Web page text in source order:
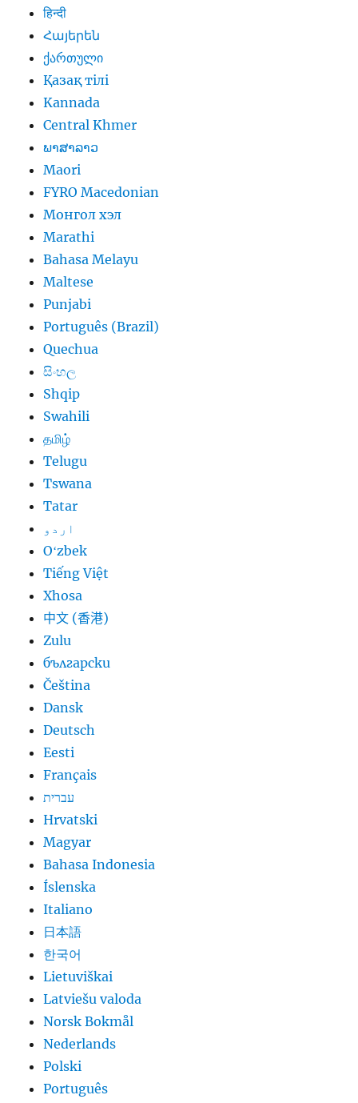
हिन्दी
Հայերեն
ქართული
Қазақ тілі
Kannada
Central Khmer
ພາສາລາວ
Maori
FYRO Macedonian
Монгол хэл
Marathi
Bahasa Melayu
Maltese
Punjabi
Português (Brazil)
Quechua
සිංහල
Shqip
Swahili
தமிழ்
Telugu
Tswana
Tatar
اردو
Oʻzbek
Tiếng Việt
Xhosa
中文 (香港)
Zulu
български
Čeština
Dansk
Deutsch
Eesti
Français
עברית
Hrvatski
Magyar
Bahasa Indonesia
Íslenska
Italiano
日本語
한국어
Lietuviškai
Latviešu valoda
Norsk Bokmål
Nederlands
Polski
Português